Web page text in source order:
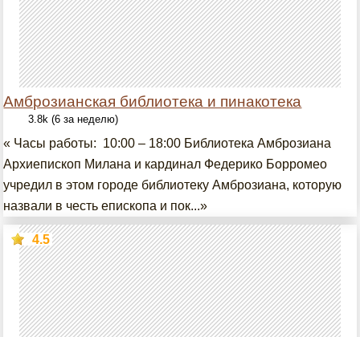
Амброзианская библиотека и пинакотека
3.8k (6 за неделю)
« Часы работы: 10:00 – 18:00 Библиотека Амброзиана
Архиепископ Милана и кардинал Федерико Борромео
учредил в этом городе библиотеку Амброзиана, которую
назвали в честь епископа и пок...»
4.5